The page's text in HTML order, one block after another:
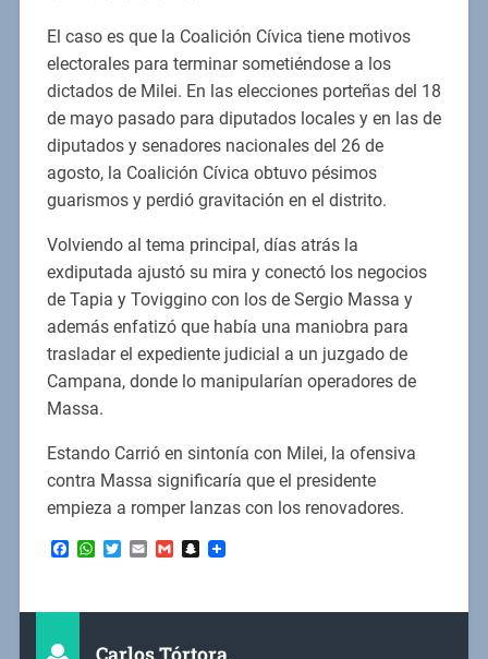
El caso es que la Coalición Cívica tiene motivos
electorales para terminar sometiéndose a los
dictados de Milei. En las elecciones porteñas del 18
de mayo pasado para diputados locales y en las de
diputados y senadores nacionales del 26 de
agosto, la Coalición Cívica obtuvo pésimos
guarismos y perdió gravitación en el distrito.
Volviendo al tema principal, días atrás la
exdiputada ajustó su mira y conectó los negocios
de Tapia y Toviggino con los de Sergio Massa y
además enfatizó que había una maniobra para
trasladar el expediente judicial a un juzgado de
Campana, donde lo manipularían operadores de
Massa.
Estando Carrió en sintonía con Milei, la ofensiva
contra Massa significaría que el presidente
empieza a romper lanzas con los renovadores.
Facebook
WhatsApp
Twitter
EmailGmailSnapchat
Carlos Tórtora